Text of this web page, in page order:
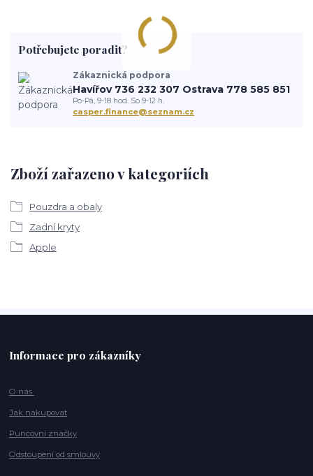
Zboží zařazeno v kategoriích
Pouzdra a obaly
Zadní kryty
Apple
Potřebujete poradit?
Zákaznická podpora
Havířov 736 232 307 Ostrava 778 585 851
Po-Pá, 9-18 hod. So 9-12 h.
casper.finance@seznam.cz
Informace pro zákazníky
O nás
Jak nakupovat
Puncovní značky
Odstoupení od smlouvy